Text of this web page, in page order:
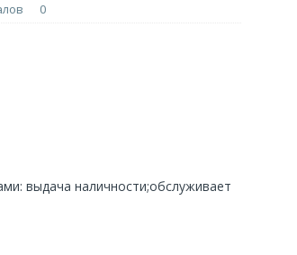
0
выдача наличности;обслуживает